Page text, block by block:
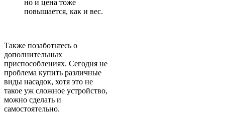
но и цена тоже
повышается, как и вес.
Также позаботьтесь о
дополнительных
приспособлениях. Сегодня не
проблема купить различные
виды насадок, хотя это не
такое уж сложное устройство,
можно сделать и
самостоятельно.